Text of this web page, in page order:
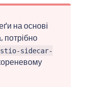
на основі
потрібно
sidecar-